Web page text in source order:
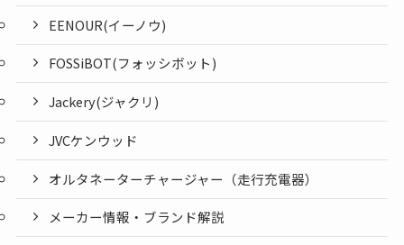
EENOUR(イーノウ)
FOSSiBOT(フォッシボット)
Jackery(ジャクリ)
JVCケンウッド
オルタネーターチャージャー（走行充電器）
メーカー情報・ブランド解説